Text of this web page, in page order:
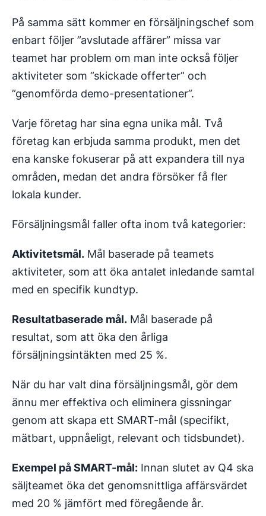
På samma sätt kommer en försäljningschef som
enbart följer ”avslutade affärer” missa var
teamet har problem om man inte också följer
aktiviteter som ”skickade offerter” och
”genomförda demo-presentationer”.
Varje företag har sina egna unika mål. Två
företag kan erbjuda samma produkt, men det
ena kanske fokuserar på att expandera till nya
områden, medan det andra försöker få fler
lokala kunder.
Försäljningsmål faller ofta inom två kategorier:
Aktivitetsmål. Mål baserade på teamets
aktiviteter, som att öka antalet inledande samtal
med en specifik kundtyp.
Resultatbaserade mål. Mål baserade på
resultat, som att öka den årliga
försäljningsintäkten med 25 %.
När du har valt dina försäljningsmål, gör dem
ännu mer effektiva och eliminera gissningar
genom att skapa ett SMART-mål (specifikt,
mätbart, uppnåeligt, relevant och tidsbundet).
Exempel på SMART-mål: Innan slutet av Q4 ska
säljteamet öka det genomsnittliga affärsvärdet
med 20 % jämfört med föregående år.